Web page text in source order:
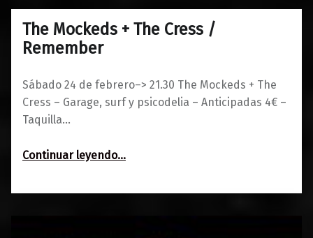
The Mockeds + The Cress /
Remember
Sábado 24 de febrero–> 21.30 The Mockeds + The
Cress – Garage, surf y psicodelia – Anticipadas 4€ –
Taquilla…
Continuar leyendo“The Mockeds + The Cress / Remember”
…
19/02/20180
Maravillas